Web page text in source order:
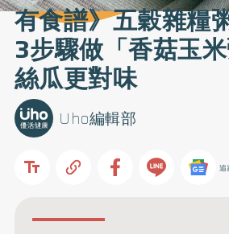
有食譜》五穀雜糧
3步驟做「香菇玉
絲瓜更對味
Uho編輯部
追